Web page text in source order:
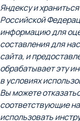
Яндексу и
Российской
информацию для
составления для
сайта, и
обрабатывает эту
в условиях
Вы можете
соответствующие
использовать